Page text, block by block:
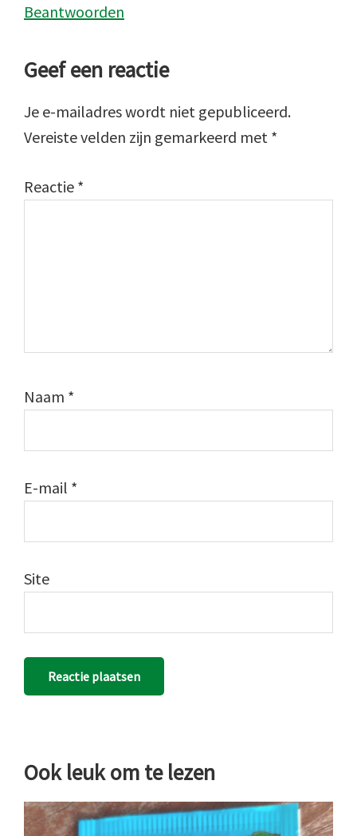
Beantwoorden
Geef een reactie
Je e-mailadres wordt niet gepubliceerd.
Vereiste velden zijn gemarkeerd met *
Reactie *
Naam *
E-mail *
Site
Ook leuk om te lezen